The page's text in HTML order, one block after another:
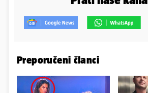
Preporučeni članci